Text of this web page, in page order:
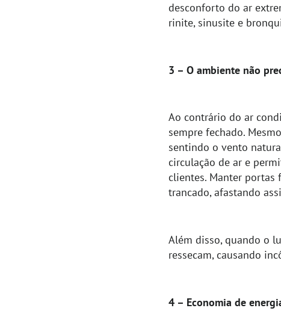
desconforto do ar
rinite, sinusite e
3 – O ambiente não
Ao contrário do ar
sempre fechado.
sentindo o vento
circulação de ar e
clientes. Manter portas
trancado, afastando
Além disso, quando o
ressecam, causando
4 – Economia de